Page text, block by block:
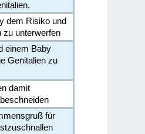
dem Risiko und
zu unterwerfen
einem Baby
Genitalien zu
damit
für